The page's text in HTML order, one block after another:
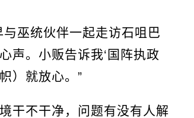
与巫统伙伴一起走访石咀巴
声。小贩告诉我‘国阵执政
）就放心。”
干不干净，问题有没有人解